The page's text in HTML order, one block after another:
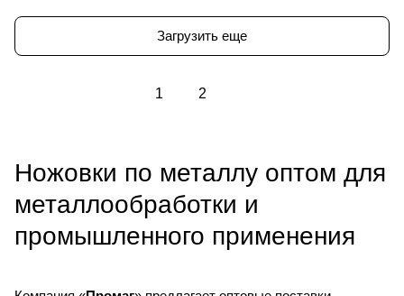
Загрузить еще
1 2
Ножовки по металлу оптом для
металлообработки и
промышленного применения